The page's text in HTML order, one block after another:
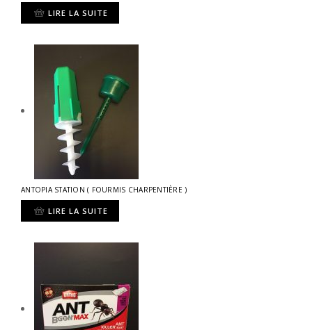
LIRE LA SUITE
ANTOPIA STATION ( FOURMIS CHARPENTIÈRE )
LIRE LA SUITE